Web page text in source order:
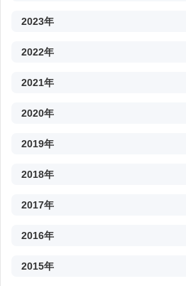
2023年
2022年
2021年
2020年
2019年
2018年
2017年
2016年
2015年